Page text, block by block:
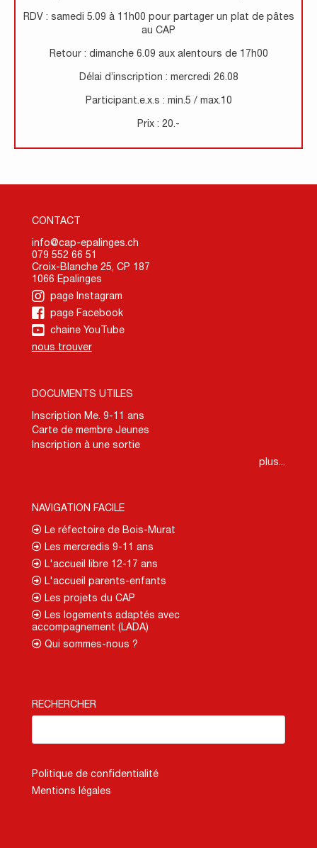
RDV : samedi 5.09 à 11h00 pour partager un plat de pâtes
au CAP
Retour : dimanche 6.09 aux alentours de 17h00
Délai d’inscription : mercredi 26.08
Participant.e.x.s : min.5 / max.10
Prix : 20.-
CONTACT
info@cap-epalinges.ch
079 552 66 51
Croix-Blanche 25, CP 187
1066 Epalinges
page Instagram
page Facebook
chaine YouTube
nous trouver
DOCUMENTS UTILES
Inscription Me. 9-11 ans
Carte de membre Jeunes
Inscription à une sortie
plus...
NAVIGATION FACILE
Le réfectoire de Bois-Murat
Les mercredis 9-11 ans
L'accueil libre 12-17 ans
L'accueil parents-enfants
Les projets du CAP
Les logements adaptés avec
accompagnement (LADA)
Qui sommes-nous ?
RECHERCHER
Politique de confidentialité
Mentions légales